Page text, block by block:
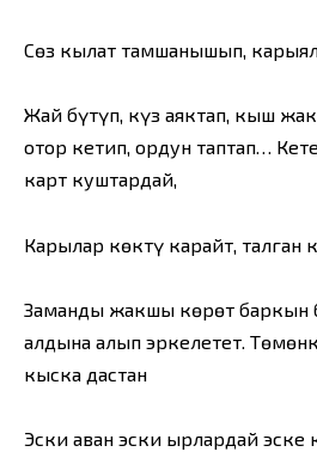
Сөз кылат тамшанышып,
Жай бүтүп, күз аяктап, кыш
отор кетип, ордун таптап…
карт куштардай,
Карылар көктү карайт, талган
Заманды жакшы көрөт баркын
алдына алып эркелетет.
кыска дастан
Эски аван эски ырлардай эске